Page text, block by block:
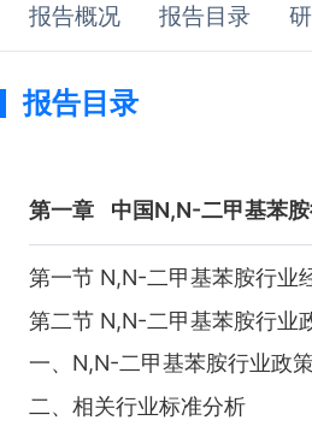
报告概况 报告目录
报告目录
第一章 中国N,N-二甲基苯
第一节 N,N-二甲基苯胺行业
第二节 N,N-二甲基苯胺行业
一、N,N-二甲基苯胺行业政
二、相关行业标准分析